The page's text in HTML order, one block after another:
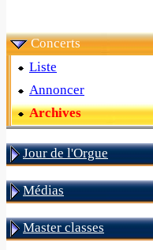
Concerts
Liste
Annoncer
Archives
Jour de l'Orgue
Médias
Master classes